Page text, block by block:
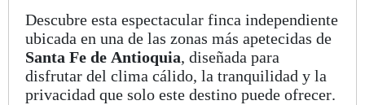
Descubre esta espectacular finca independiente
ubicada en una de las zonas más apetecidas de
Santa Fe de Antioquia, diseñada para
disfrutar del clima cálido, la tranquilidad y la
privacidad que solo este destino puede ofrecer.